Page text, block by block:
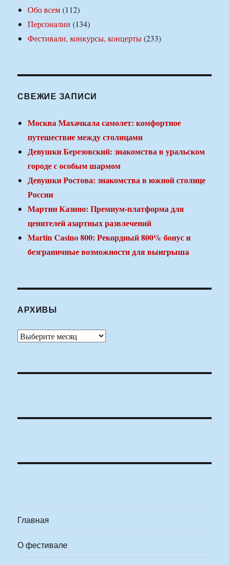
Обо всем(112)
Персоналии (134)
Фестивали, конкурсы, концерты(233)
СВЕЖИЕ ЗАПИСИ
Москва Махачкала самолет: комфортное
путешествие между столицами
Девушки Березовский: знакомства в уральском
городе с особым шармом
Девушки Ростова: знакомства в южной столице
России
Мартин Казино: Премиум-платформа для
ценителей азартных развлечений
Martin Casino 800: Рекордный 800% бонус и
безграничные возможности для выигрыша
АРХИВЫ
Архивы
Главная
О фестивале